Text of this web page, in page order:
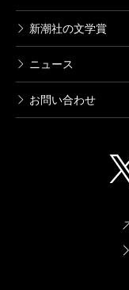
新潮社の文学賞
ニュース
お問い合わせ